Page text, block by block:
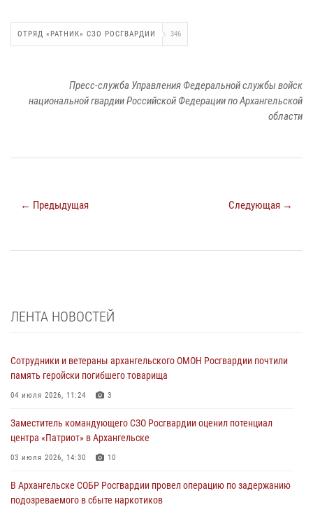
ОТРЯД «РАТНИК» СЗО РОСГВАРДИИ 346
Пресс-служба Управления Федеральной службы войск
национальной гвардии Российской Федерации по Архангельской
области
← Предыдущая Следующая →
ЛЕНТА НОВОСТЕЙ
Сотрудники и ветераны архангельского ОМОН Росгвардии почтили
память геройски погибшего товарища
04 июля 2026, 11:24 3
Заместитель командующего СЗО Росгвардии оценил потенциал
центра «Патриот» в Архангельске
03 июля 2026, 14:30 10
В Архангельске СОБР Росгвардии провел операцию по задержанию
подозреваемого в сбыте наркотиков